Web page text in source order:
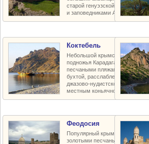
старой генуэзской крепостью
и заповедниками Алчак-
Коктебель
Небольшой крымский курорт у
подножья Карадага с
песчаными пляжами,
бухтой, расслабленной
джазово-нудистской
местным коньячно-винным
Феодосия
Популярный крымский курорт с
золотыми песчаными пляжами,